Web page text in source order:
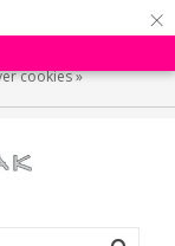
×
Is dat akkoord?
cookies »